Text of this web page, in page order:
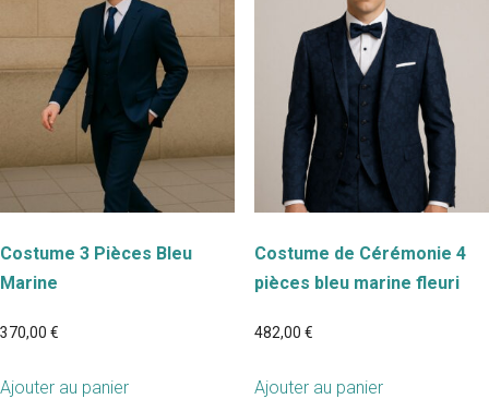
Costume 3 Pièces Bleu
Marine
370,00 €
Ajouter au panier
Costume de Cérémonie 4
pièces bleu marine fleuri
482,00 €
Ajouter au panier